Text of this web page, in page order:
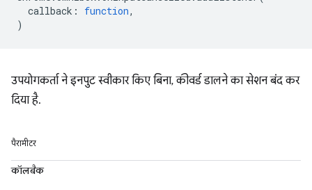
callback : function,
)
उपयोगकर्ता ने इनपुट स्वीकार किए बिना, कीवर्ड डालने का सेशन बंद कर
दिया है.
पैरामीटर
कॉलबैक